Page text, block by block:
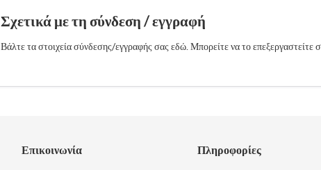
Σχετικά με τη σύνδεση / εγγραφή
Βάλτε τα στοιχεία σύνδεσης/εγγραφής σας εδώ. Μπορείτε να το επεξεργαστείτε
Επικοινωνία Πληροφορίες